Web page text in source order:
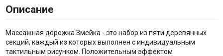
Описание
Массажная дорожка Змейка - это набор из пяти деревянных
секций, каждый из которых выполнен с индивидуальным
тактильным рисунком. Положительным эффектом